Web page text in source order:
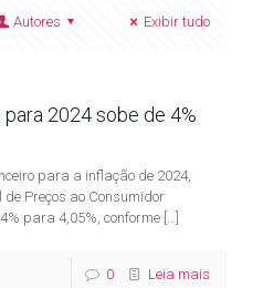
Autores Exibir tudo
2024 sobe de 4%
para a inflação de 2024,
Preços ao Consumidor
para 4,05%, conforme […]
0 Leia mais